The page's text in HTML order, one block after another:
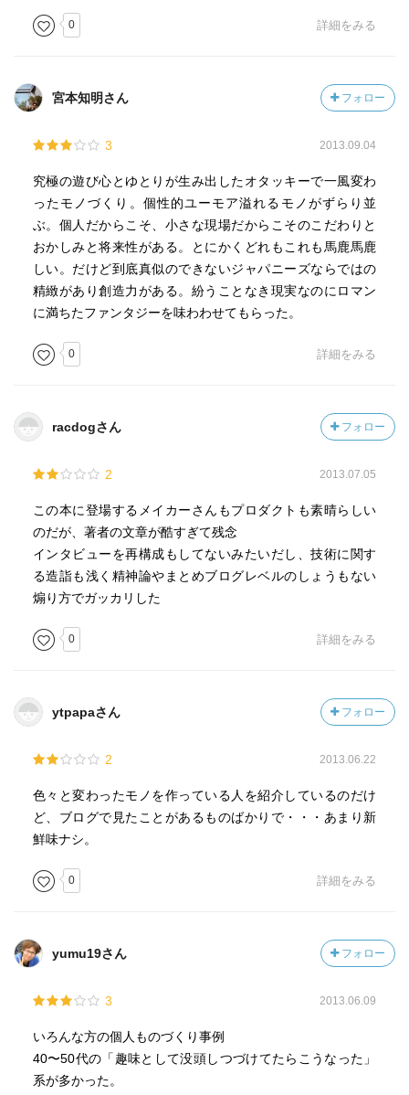
0 詳細をみる
宮本知明さん フォロー
3 2013.09.04
究極の遊び心とゆとりが生み出したオタッキーで一風変わ
ったモノづくり。個性的ユーモア溢れるモノがずらり並
ぶ。個人だからこそ、小さな現場だからこそのこだわりと
おかしみと将来性がある。とにかくどれもこれも馬鹿馬鹿
しい。だけど到底真似のできないジャパニーズならではの
精緻があり創造力がある。紛うことなき現実なのにロマン
に満ちたファンタジーを味わわせてもらった。
0 詳細をみる
racdogさん フォロー
2 2013.07.05
この本に登場するメイカーさんもプロダクトも素晴らしい
のだが、著者の文章が酷すぎて残念
インタビューを再構成もしてないみたいだし、技術に関す
る造詣も浅く精神論やまとめブログレベルのしょうもない
煽り方でガッカリした
0 詳細をみる
ytpapaさん フォロー
2 2013.06.22
色々と変わったモノを作っている人を紹介しているのだけ
ど、ブログで見たことがあるものばかりで・・・あまり新
鮮味ナシ。
0 詳細をみる
yumu19さん フォロー
3 2013.06.09
いろんな方の個人ものづくり事例
40〜50代の「趣味として没頭しつづけてたらこうなった」
系が多かった。